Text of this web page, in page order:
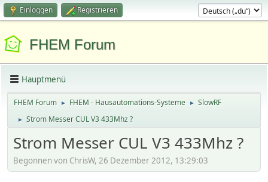
Einloggen Registrieren
FHEM Forum
Hauptmenü
FHEM Forum ► FHEM - Hausautomations-Systeme ► SlowRF
► Strom Messer CUL V3 433Mhz ?
Strom Messer CUL V3 433Mhz ?
Begonnen von ChrisW, 26 Dezember 2012, 13:29:03